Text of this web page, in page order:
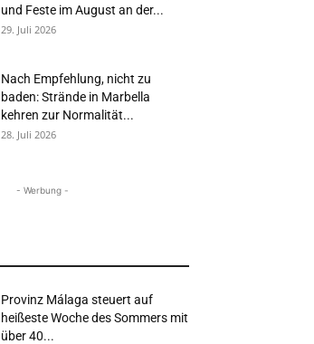
und Feste im August an der...
29. Juli 2026
Nach Empfehlung, nicht zu
baden: Strände in Marbella
kehren zur Normalität...
28. Juli 2026
- Werbung -
Provinz Málaga steuert auf
heißeste Woche des Sommers mit
über 40...